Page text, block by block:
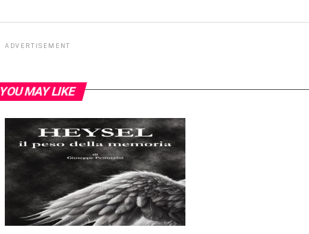
ADVERTISEMENT
YOU MAY LIKE